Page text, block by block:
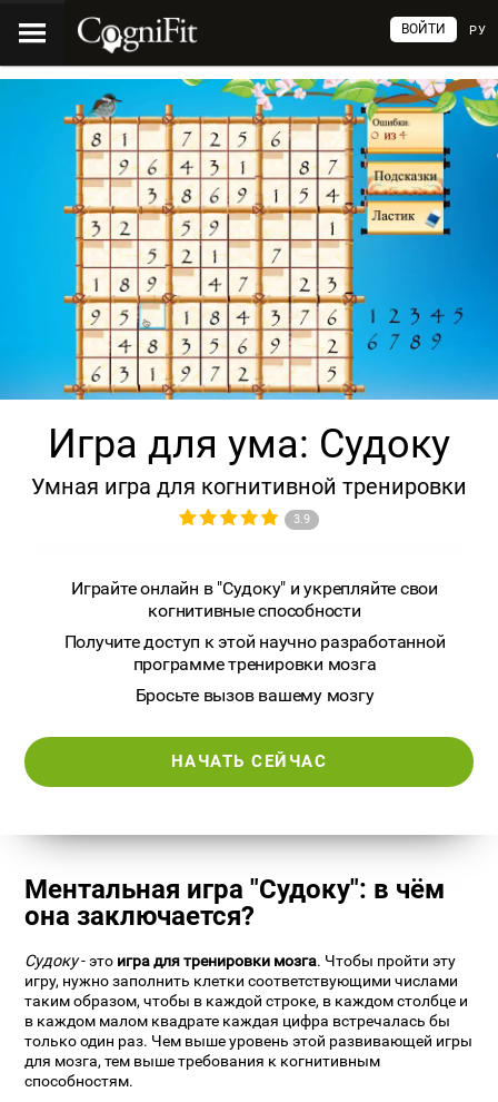
РУ
ВОЙТИ
Игра для ума: Судоку
Умная игра для когнитивной тренировки
3.9
Играйте онлайн в "Судоку" и укрепляйте свои
когнитивные способности
Получите доступ к этой научно разработанной
программе тренировки мозга
Бросьте вызов вашему мозгу
НАЧАТЬ СЕЙЧАС
Ментальная игра "Судоку": в чём
она заключается?
Судоку- это игра для тренировки мозга. Чтобы пройти эту
игру, нужно заполнить клетки соответствующими числами
таким образом, чтобы в каждой строке, в каждом столбце и
в каждом малом квадрате каждая цифра встречалась бы
только один раз. Чем выше уровень этой развивающей игры
для мозга, тем выше требования к когнитивным
способностям.